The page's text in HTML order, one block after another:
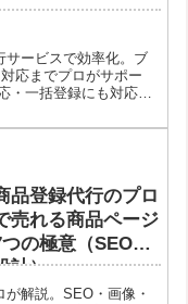
サービスで効率化。ブ
応までプロがサポー
・一括登録にも対応
品登録代行のプロ
売れる商品ページ
の極意（SEO／
計）
解説。SEO・画像・